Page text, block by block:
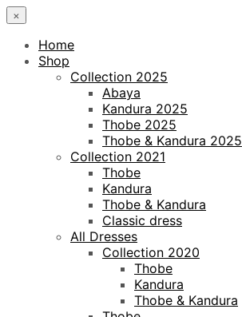
×
Home
Shop
Collection 2025
Abaya
Kandura 2025
Thobe 2025
Thobe & Kandura 2025
Collection 2021
Thobe
Kandura
Thobe & Kandura
Classic dress
All Dresses
Collection 2020
Thobe
Kandura
Thobe & Kandura